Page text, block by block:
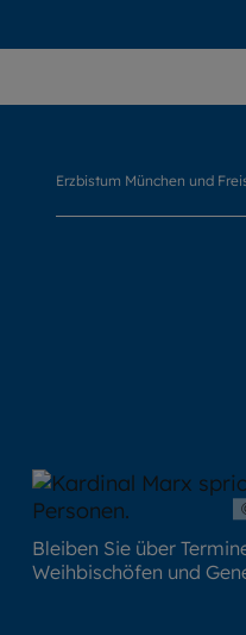
Erzbistum München und
Bleiben Sie über
Weihbischöfen und